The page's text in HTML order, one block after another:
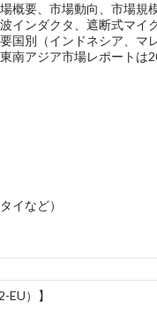
概要、市場動向、市場規
インダクタ、遮断式マイ
国別（インドネシア、マ
南アジア市場レポートは
イなど）
）】